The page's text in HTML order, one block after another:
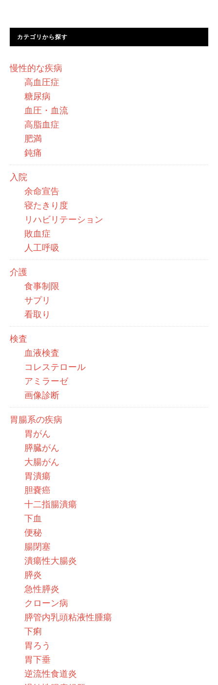
カテゴリから探す
慢性的な疾病
高血圧症
糖尿病
血圧・血流
高脂血症
肥満
鈍痛
入院
余命宣告
寝たきり度
リハビリテーション
敗血症
人工呼吸
介護
食事制限
サプリ
看取り
検査
血液検査
コレステロール
アミラーゼ
画像診断
胃腸系の疾病
胃がん
膵臓がん
大腸がん
胃潰瘍
胆嚢癌
十二指腸潰瘍
下血
便秘
腸閉塞
潰瘍性大腸炎
膵炎
急性膵炎
クローン病
膵管内乳頭粘液性腫瘍
下痢
胃ろう
胃下垂
逆流性食道炎